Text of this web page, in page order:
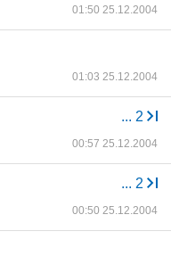
01:50 25.12.2004
01:03 25.12.2004
... 2
00:57 25.12.2004
... 2
00:50 25.12.2004